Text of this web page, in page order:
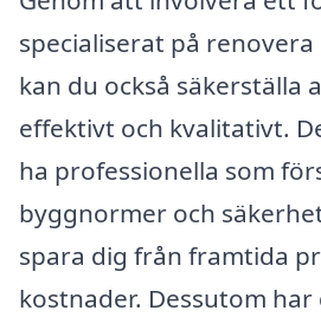
specialiserat på renovera
kan du också säkerställa
effektivt och kvalitativt.
ha professionella som
byggnormer och
spara dig från framtida
kostnader. Dessutom